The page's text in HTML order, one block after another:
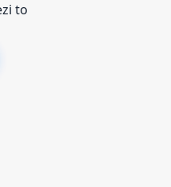
to